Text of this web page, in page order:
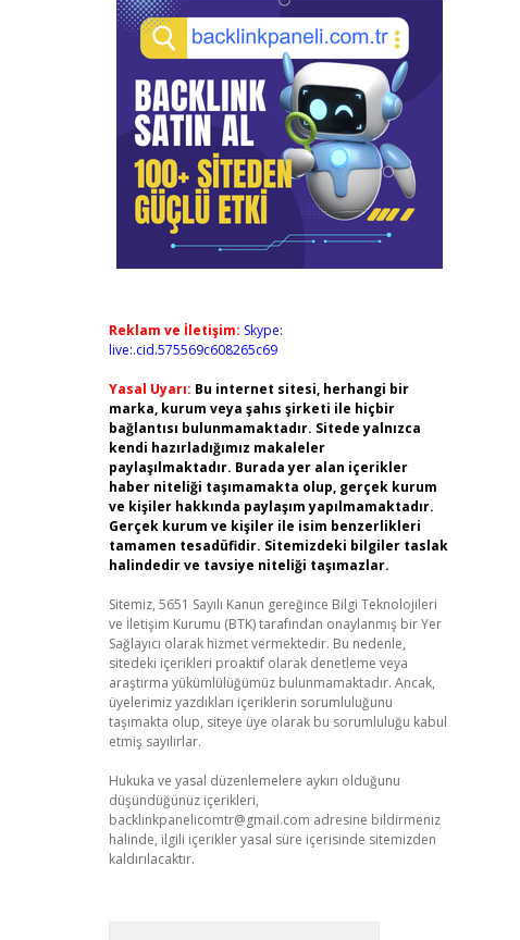
Reklam ve İletişim: Skype:
live:.cid.575569c608265c69
Yasal Uyarı: Bu internet sitesi, herhangi bir
marka, kurum veya şahıs şirketi ile hiçbir
bağlantısı bulunmamaktadır. Sitede yalnızca
kendi hazırladığımız makaleler
paylaşılmaktadır. Burada yer alan içerikler
haber niteliği taşımamakta olup, gerçek kurum
ve kişiler hakkında paylaşım yapılmamaktadır.
Gerçek kurum ve kişiler ile isim benzerlikleri
tamamen tesadüfidir. Sitemizdeki bilgiler taslak
halindedir ve tavsiye niteliği taşımazlar.
Sitemiz, 5651 Sayılı Kanun gereğince Bilgi Teknolojileri
ve İletişim Kurumu (BTK) tarafından onaylanmış bir Yer
Sağlayıcı olarak hizmet vermektedir. Bu nedenle,
sitedeki içerikleri proaktif olarak denetleme veya
araştırma yükümlülüğümüz bulunmamaktadır. Ancak,
üyelerimiz yazdıkları içeriklerin sorumluluğunu
taşımakta olup, siteye üye olarak bu sorumluluğu kabul
etmiş sayılırlar.
Hukuka ve yasal düzenlemelere aykırı olduğunu
düşündüğünüz içerikleri,
backlinkpanelicomtr@gmail.com adresine bildirmeniz
halinde, ilgili içerikler yasal süre içerisinde sitemizden
kaldırılacaktır.